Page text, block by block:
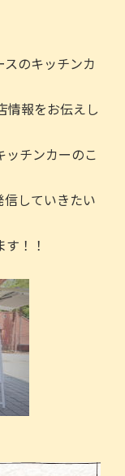
のキッチンカ
報をお伝えし
ッチンカーのこ
していきたい
！！